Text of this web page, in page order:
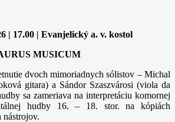
| 17.00 | Evanjelický a. v. kostol
MUSICUM
dvoch mimoriadnych sólistov – Michal
gitara) a Sándor Szaszvárosi (viola da
sa zameriava na interpretáciu komornej
hudby 16. – 18. stor. na kópiách